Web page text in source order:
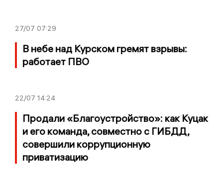
27/07 07:29
В небе над Курском гремят взрывы:
работает ПВО
22/07 14:24
Продали «Благоустройство»: как Куцак
и его команда, совместно с ГИБДД,
совершили коррупционную
приватизацию